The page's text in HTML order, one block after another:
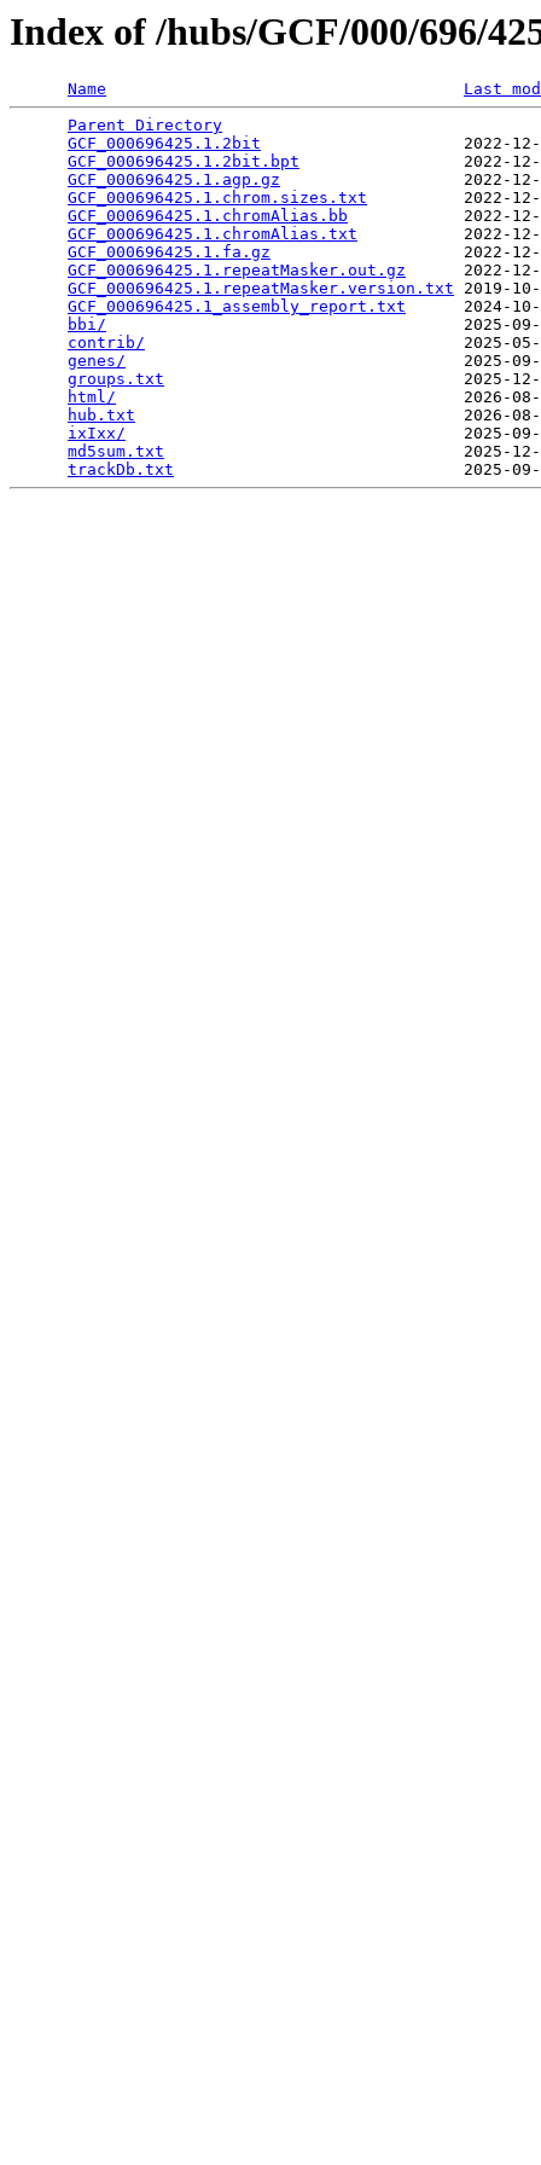
Index of /hubs/GCF/000/696/
Name
Last
Parent Directory
GCF_000696425.1.2bit
2022-
GCF_000696425.1.2bit.bpt
2022-
GCF_000696425.1.agp.gz
2022-
GCF_000696425.1.chrom.sizes.txt
2022-
GCF_000696425.1.chromAlias.bb
2022-
GCF_000696425.1.chromAlias.txt
2022-
GCF_000696425.1.fa.gz
2022-
GCF_000696425.1.repeatMasker.out.gz
2022-
GCF_000696425.1.repeatMasker.version.txt 2019-
GCF_000696425.1_assembly_report.txt
2024-
bbi/
2025-
contrib/
2025-
genes/
2025-
groups.txt
2025-
html/
2026-
hub.txt
2026-
ixIxx/
2025-
md5sum.txt
2025-
trackDb.txt